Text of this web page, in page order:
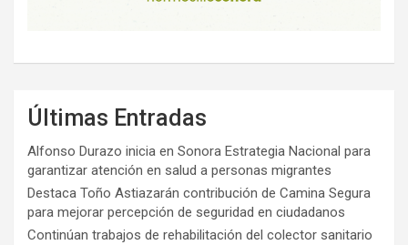
Últimas Entradas
Alfonso Durazo inicia en Sonora Estrategia Nacional para
garantizar atención en salud a personas migrantes
Destaca Toño Astiazarán contribución de Camina Segura
para mejorar percepción de seguridad en ciudadanos
Continúan trabajos de rehabilitación del colector sanitario